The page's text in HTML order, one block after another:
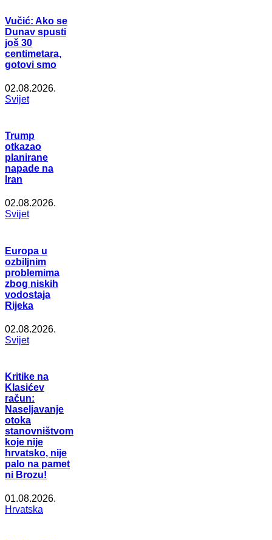
Vučić: Ako se
Dunav spusti
još 30
centimetara,
gotovi smo
02.08.2026.
Svijet
Trump
otkazao
planirane
napade na
Iran
02.08.2026.
Svijet
Europa u
ozbiljnim
problemima
zbog niskih
vodostaja
Rijeka
02.08.2026.
Svijet
Kritike na
Klasićev
račun:
Naseljavanje
otoka
stanovništvom
koje nije
hrvatsko, nije
palo na pamet
ni Brozu!
01.08.2026.
Hrvatska